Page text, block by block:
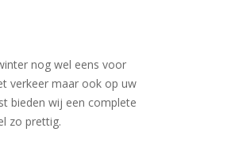
nog wel eens voor
verkeer maar ook op uw
bieden wij een complete
zo prettig.